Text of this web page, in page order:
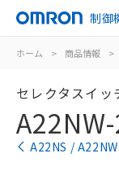
制御
ホーム > 商品情報 >
セレクタスイッ
A22NS /